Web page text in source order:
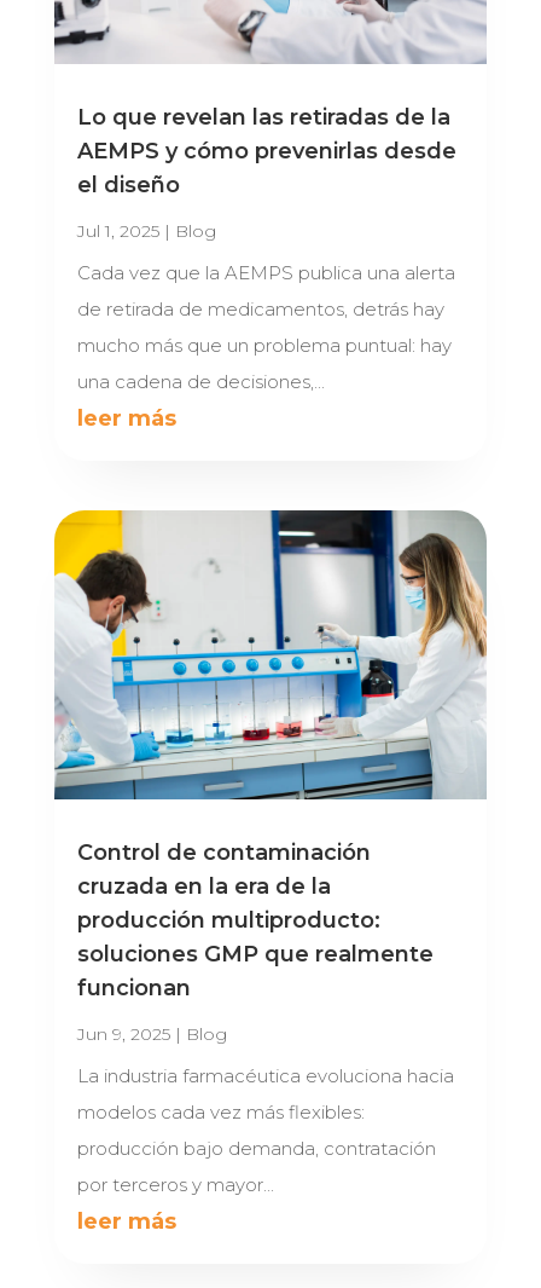
Lo que revelan las retiradas de la
AEMPS y cómo prevenirlas desde
el diseño
Jul 1, 2025| Blog
Cada vez que la AEMPS publica una alerta
de retirada de medicamentos, detrás hay
mucho más que un problema puntual: hay
una cadena de decisiones,...
leer más
Control de contaminación
cruzada en la era de la
producción multiproducto:
soluciones GMP que realmente
funcionan
Jun 9, 2025| Blog
La industria farmacéutica evoluciona hacia
modelos cada vez más flexibles:
producción bajo demanda, contratación
por terceros y mayor...
leer más